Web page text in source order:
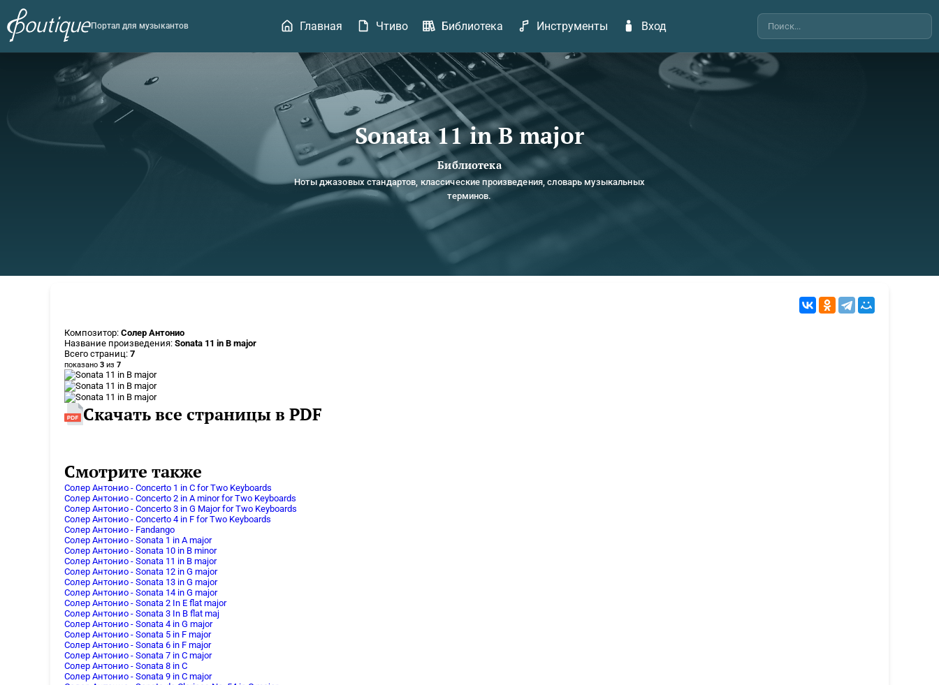
Портал для музыкантов Главная Чтиво Библиотека Инструменты Вход
Sonata 11 in B major
Библиотека
Ноты джазовых стандартов, классические произведения, словарь музыкальных
терминов.
Композитор: Солер Антонио
Название произведения: Sonata 11 in B major
Всего страниц: 7
показано 3 из 7
Скачать все страницы в PDF
Смотрите также
Солер Антонио - Concerto 1 in C for Two Keyboards
Солер Антонио - Concerto 2 in A minor for Two Keyboards
Солер Антонио - Concerto 3 in G Major for Two Keyboards
Солер Антонио - Concerto 4 in F for Two Keyboards
Солер Антонио - Fandango
Солер Антонио - Sonata 1 in A major
Солер Антонио - Sonata 10 in B minor
Солер Антонио - Sonata 11 in B major
Солер Антонио - Sonata 12 in G major
Солер Антонио - Sonata 13 in G major
Солер Антонио - Sonata 14 in G major
Солер Антонио - Sonata 2 In E flat major
Солер Антонио - Sonata 3 In B flat maj
Солер Антонио - Sonata 4 in G major
Солер Антонио - Sonata 5 in F major
Солер Антонио - Sonata 6 in F major
Солер Антонио - Sonata 7 in C major
Солер Антонио - Sonata 8 in C
Солер Антонио - Sonata 9 in C major